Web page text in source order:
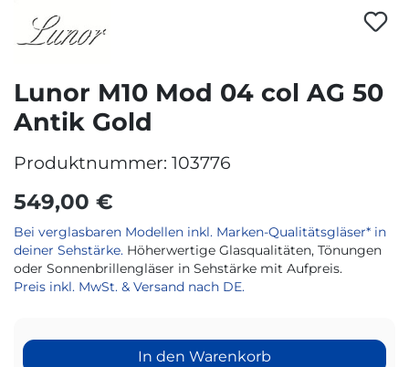
Lunor M10 Mod 04 col AG 50
Antik Gold
Produktnummer: 103776
549,00 €
Bei verglasbaren Modellen inkl. Marken-Qualitätsgläser* in
deiner Sehstärke. Höherwertige Glasqualitäten, Tönungen
oder Sonnenbrillengläser in Sehstärke mit Aufpreis.
Preis inkl. MwSt. & Versand nach DE.
In den Warenkorb